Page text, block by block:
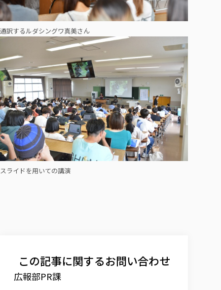
通訳するルダシングワ真美さん
スライドを用いての講演
この記事に関するお問い合わせ
広報部PR課